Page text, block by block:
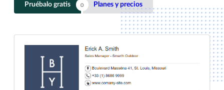
Pruébalo gratis Planes y precios